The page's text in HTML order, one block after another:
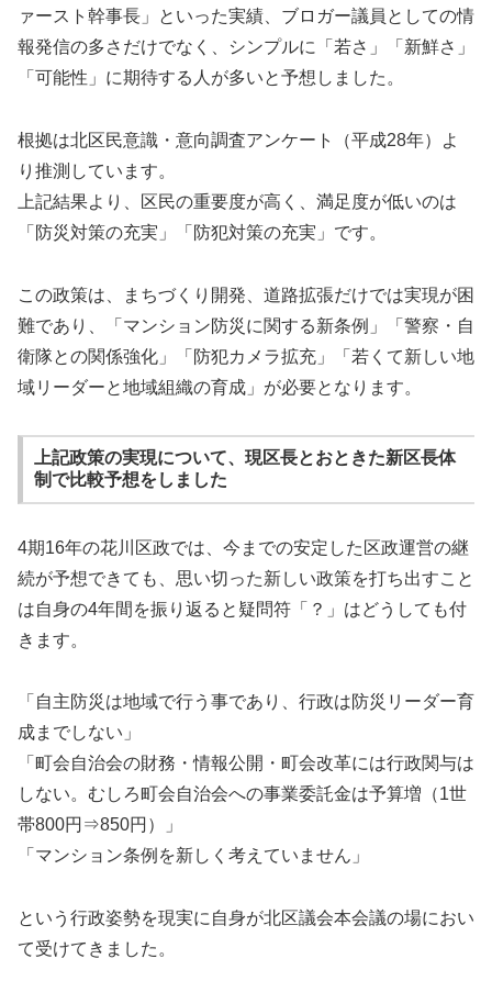
ァースト幹事長」といった実績、ブロガー議員としての情
報発信の多さだけでなく、シンプルに「若さ」「新鮮さ」
「可能性」に期待する人が多いと予想しました。
根拠は北区民意識・意向調査アンケート（平成28年）よ
り推測しています。
上記結果より、区民の重要度が高く、満足度が低いのは
「防災対策の充実」「防犯対策の充実」です。
この政策は、まちづくり開発、道路拡張だけでは実現が困
難であり、「マンション防災に関する新条例」「警察・自
衛隊との関係強化」「防犯カメラ拡充」「若くて新しい地
域リーダーと地域組織の育成」が必要となります。
上記政策の実現について、現区長とおときた新区長体
制で比較予想をしました
4期16年の花川区政では、今までの安定した区政運営の継
続が予想できても、思い切った新しい政策を打ち出すこと
は自身の4年間を振り返ると疑問符「？」はどうしても付
きます。
「自主防災は地域で行う事であり、行政は防災リーダー育
成までしない」
「町会自治会の財務・情報公開・町会改革には行政関与は
しない。むしろ町会自治会への事業委託金は予算増（1世
帯800円⇒850円）」
「マンション条例を新しく考えていません」
という行政姿勢を現実に自身が北区議会本会議の場におい
て受けてきました。